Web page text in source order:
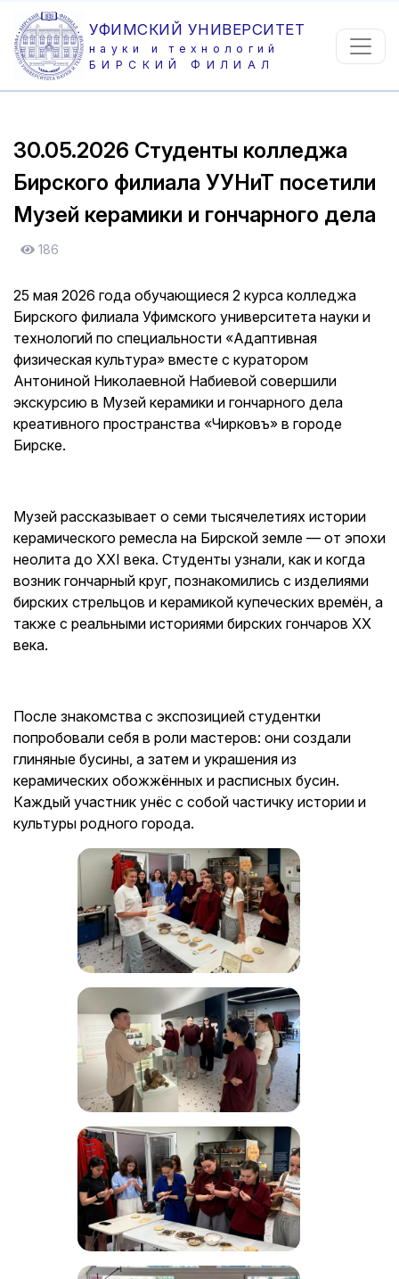
УФИМСКИЙ УНИВЕРСИТЕТ
науки и технологий
БИРСКИЙ ФИЛИАЛ
30.05.2026 Студенты колледжа
Бирского филиала УУНиТ посетили
Музей керамики и гончарного дела
186
25 мая 2026 года обучающиеся 2 курса колледжа
Бирского филиала Уфимского университета науки и
технологий по специальности «Адаптивная
физическая культура» вместе с куратором
Антониной Николаевной Набиевой совершили
экскурсию в Музей керамики и гончарного дела
креативного пространства «Чирковъ» в городе
Бирске.
Музей рассказывает о семи тысячелетиях истории
керамического ремесла на Бирской земле — от эпохи
неолита до XXI века. Студенты узнали, как и когда
возник гончарный круг, познакомились с изделиями
бирских стрельцов и керамикой купеческих времён, а
также с реальными историями бирских гончаров XX
века.
После знакомства с экспозицией студентки
попробовали себя в роли мастеров: они создали
глиняные бусины, а затем и украшения из
керамических обожжённых и расписных бусин.
Каждый участник унёс с собой частичку истории и
культуры родного города.